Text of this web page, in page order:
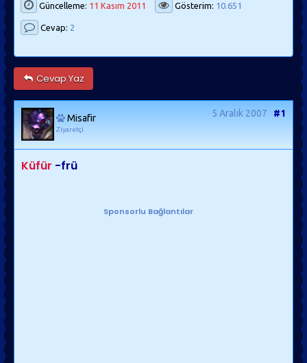
Güncelleme: 11 Kasım 2011 Gösterim: 10.651
Cevap: 2
Cevap Yaz
Misafir
Ziyaretçi
5 Aralık 2007 #1
Küfür -frü
Sponsorlu Bağlantılar